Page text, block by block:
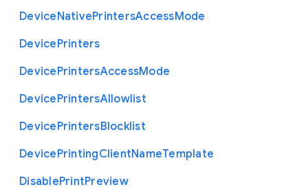
DeviceNativePrintersAccessMode
DevicePrinters
DevicePrintersAccessMode
DevicePrintersAllowlist
DevicePrintersBlocklist
DevicePrintingClientNameTemplate
DisablePrintPreview